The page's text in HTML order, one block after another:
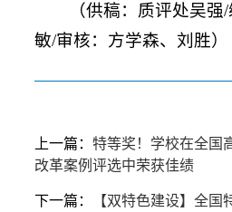
（供稿：质评处吴
敏/审核：方学森、刘胜）
上一篇：特等奖！学校在全国
改革案例评选中荣获佳绩
下一篇：
【双特色建设】全